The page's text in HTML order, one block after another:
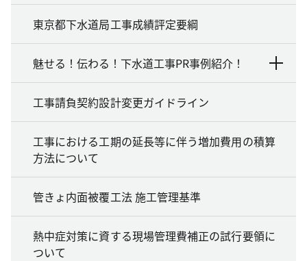
東京都下水道局工事成績評定要綱
魅せる！伝わる！下水道工事PR事例紹介！
工事請負契約設計変更ガイドライン
工事における工期の延長等に伴う増加費用の積算
方法について
管きょ内面被覆工法 施工管理基準
熱中症対策に資する現場管理費補正の試行要領に
ついて